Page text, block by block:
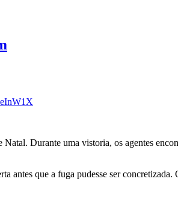
Durante uma vistoria, os agentes
antes que a fuga pudesse ser